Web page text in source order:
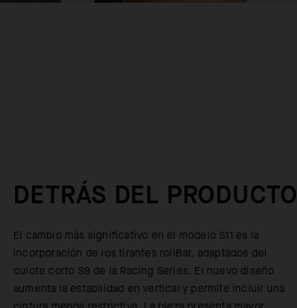
DETRÁS DEL PRODUCTO
El cambio más significativo en el modelo S11 es la
incorporación de los tirantes rollBar, adaptados del
culote corto S9 de la Racing Series. El nuevo diseño
aumenta la estabilidad en vertical y permite incluir una
cuenta con compresión para reducir la fatiga, equilibra
una construcción muy cómoda en rutas de larga
distancia con una estructura aerodinámica de
competición. La última badana GTS, actualizada para el